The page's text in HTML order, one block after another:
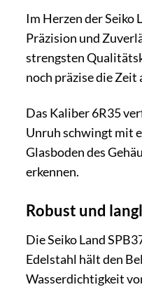
Im Herzen der Seiko
Präzision und
strengsten
noch präzise die Zeit
Das Kaliber 6R35
Unruh schwingt mit
Glasboden des
erkennen.
Robust und
Die Seiko Land
Edelstahl hält den
Wasserdichtigkeit